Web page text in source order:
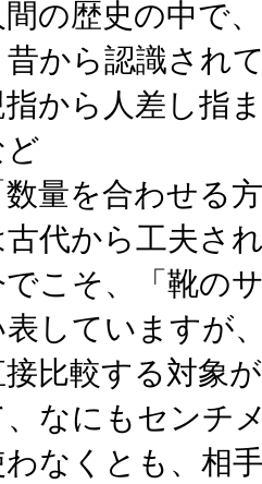
間の歴史の中で
昔から認識され
指から人差し指
数量を合わせる
古代から工夫さ
こそ、「靴の
表していますが
接比較する対象
、なにもセンチ
なくとも、相